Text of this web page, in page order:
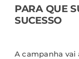
PARA QUE
SUCESSO
A campanha vai